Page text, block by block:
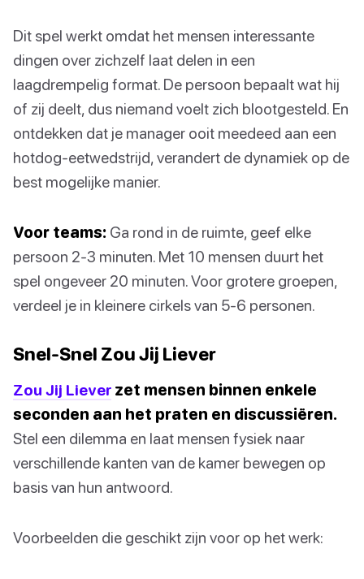
Dit spel werkt omdat het mensen interessante
dingen over zichzelf laat delen in een
laagdrempelig format. De persoon bepaalt wat hij
of zij deelt, dus niemand voelt zich blootgesteld. En
ontdekken dat je manager ooit meedeed aan een
hotdog-eetwedstrijd, verandert de dynamiek op de
best mogelijke manier.
Voor teams: Ga rond in de ruimte, geef elke
persoon 2-3 minuten. Met 10 mensen duurt het
spel ongeveer 20 minuten. Voor grotere groepen,
verdeel je in kleinere cirkels van 5-6 personen.
Snel-Snel Zou Jij Liever
Zou Jij Liever zet mensen binnen enkele
seconden aan het praten en discussiëren.
Stel een dilemma en laat mensen fysiek naar
verschillende kanten van de kamer bewegen op
basis van hun antwoord.
Voorbeelden die geschikt zijn voor op het werk: